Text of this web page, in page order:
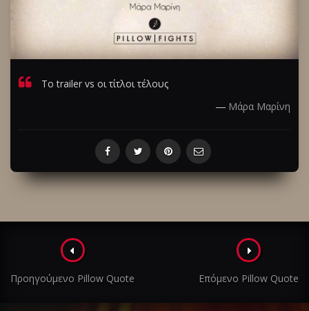
Το trailer vs οι τίτλοι τέλους
― Μάρα Μαρίνη
Πλοήγηση
στα
Προηγούμενο Pillow Quote Επόμενο Pillow Quote